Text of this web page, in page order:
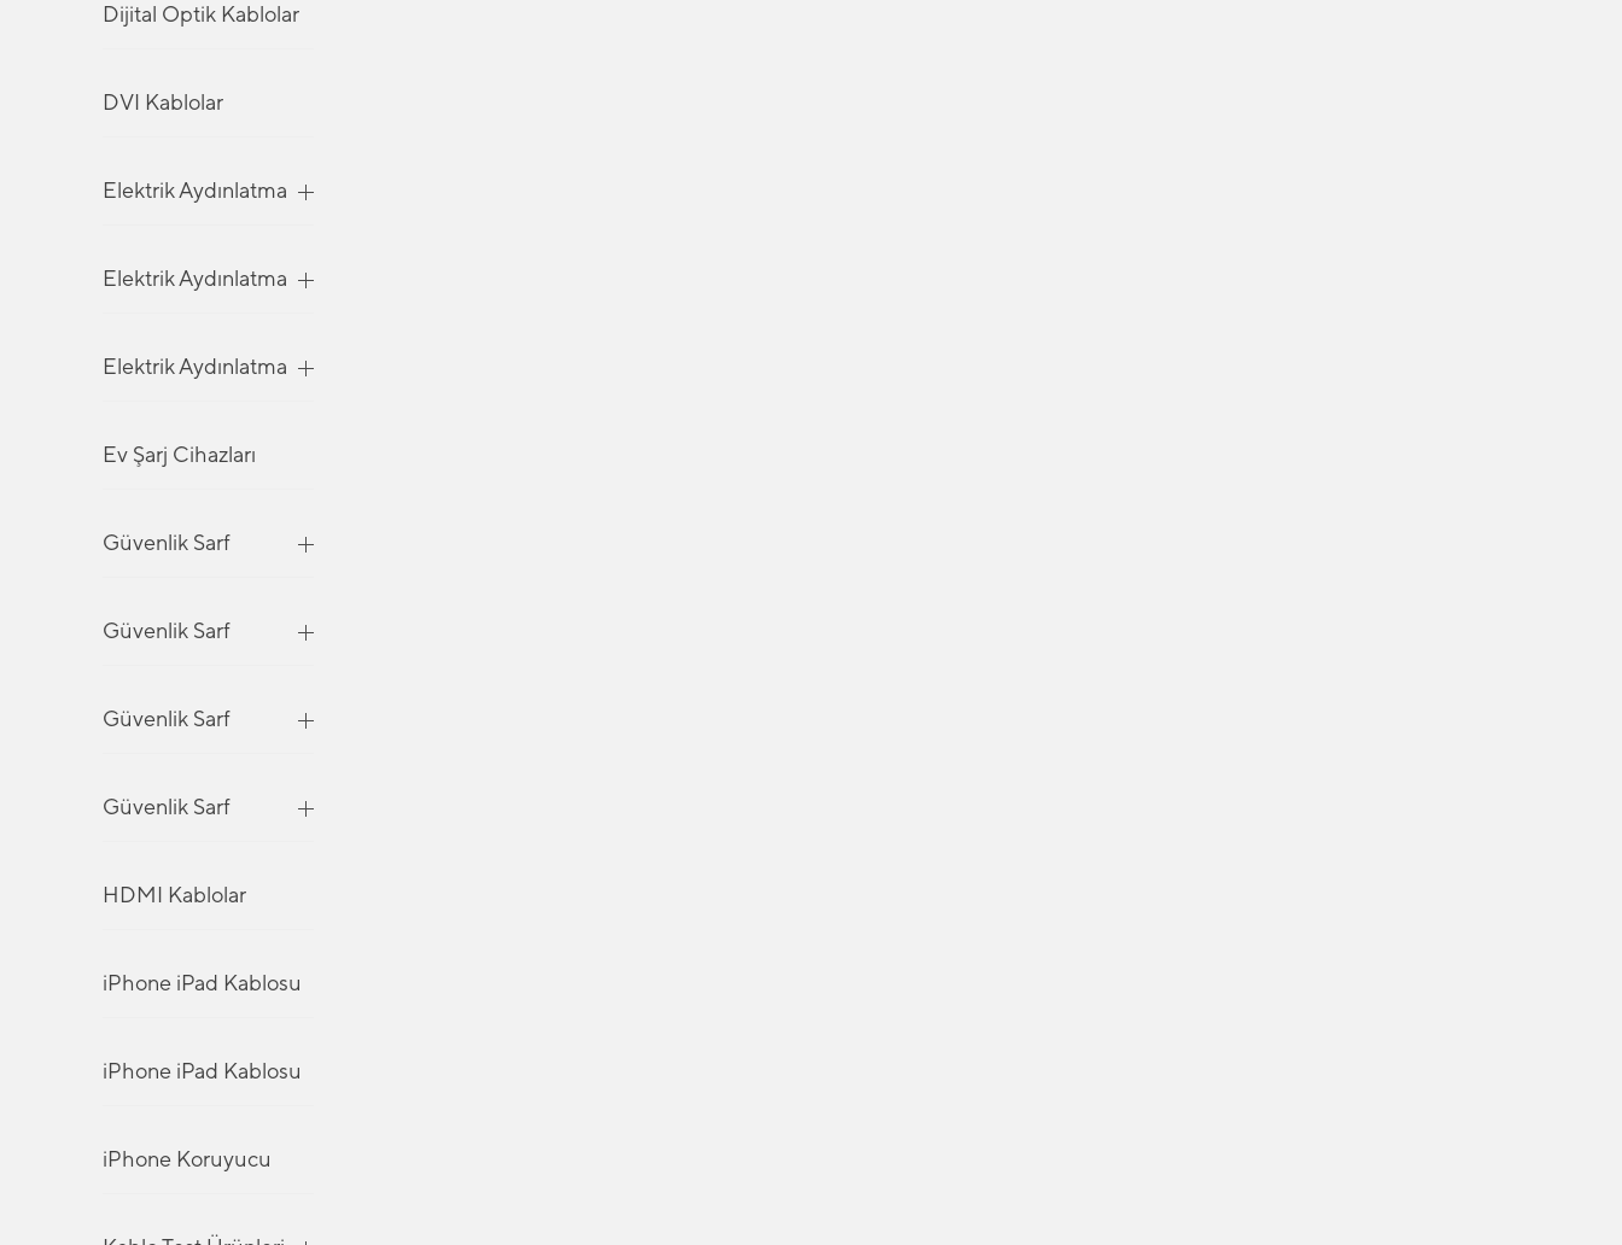
Dijital Optik Kablolar
DVI Kablolar
Elektrik Aydınlatma
Elektrik Aydınlatma
Elektrik Aydınlatma
Ev Şarj Cihazları
Güvenlik Sarf
Güvenlik Sarf
Güvenlik Sarf
Güvenlik Sarf
HDMI Kablolar
iPhone iPad Kablosu
iPhone iPad Kablosu
iPhone Koruyucu